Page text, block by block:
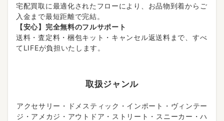
宅配買取に最適化されたフローにより、お品物到着からご
入金まで最短距離で完結。
【安心】完全無料のフルサポート
送料・査定料・梱包キット・キャンセル返送料まで、すべ
てLIFEが負担いたします。
取扱ジャンル
アクセサリー・ドメスティック・インポート・ヴィンテー
ジ・アメカジ・アウトドア・ストリート・スニーカー・ハ